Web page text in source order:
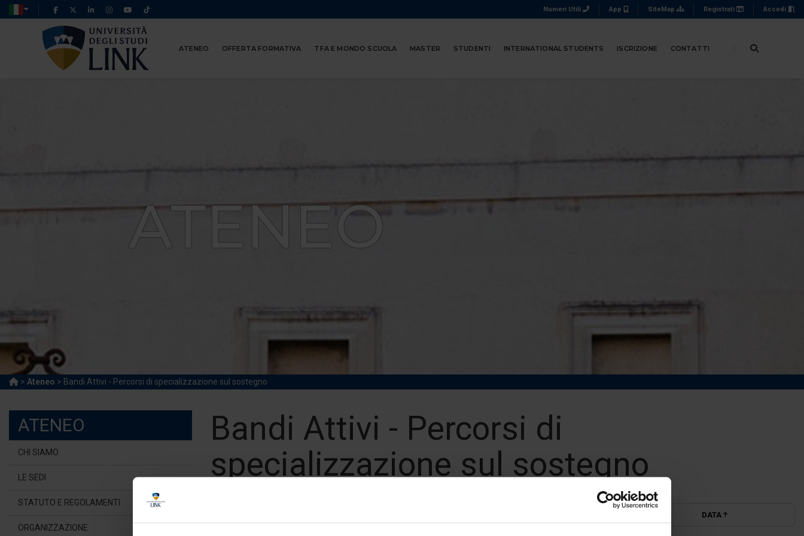
Numeri Utili App SiteMap Registrati Accedi
ATENEO OFFERTA FORMATIVA TFA E MONDO SCUOLA MASTER STUDENTI INTERNATIONAL STUDENTS ISCRIZIONE CONTATTI
ATENEO
> Ateneo > Bandi Attivi - Percorsi di specializzazione sul sostegno
ATENEO
CHI SIAMO
LE SEDI
STATUTO E REGOLAMENTI
ORGANIZZAZIONE
Bandi Attivi - Percorsi di
specializzazione sul sostegno
DATA